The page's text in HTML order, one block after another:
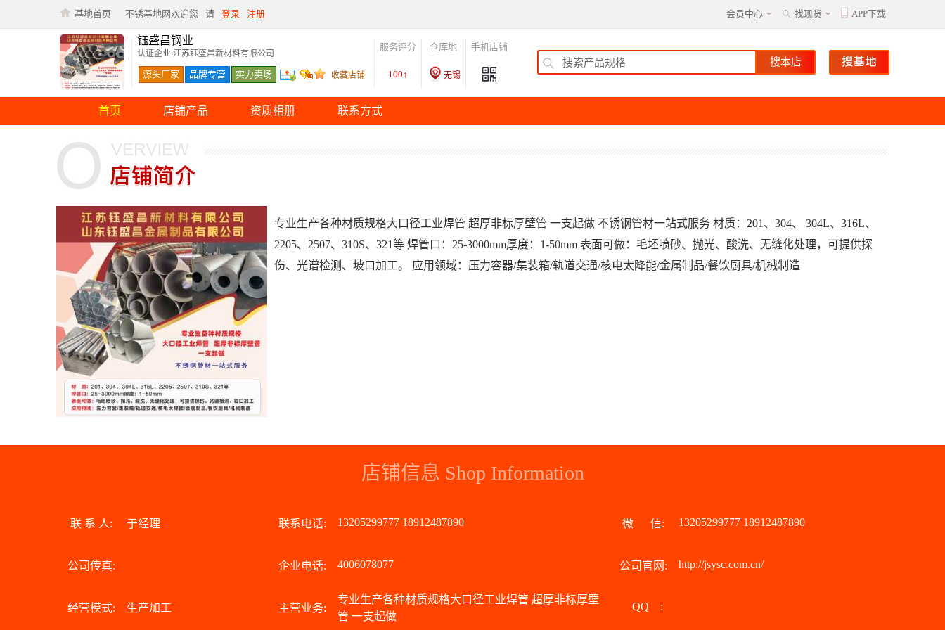
基地首页 不锈基地网欢迎您 请 登录 注册 APP下载
找现货
会员中心
钰盛昌钢业
认证企业:江苏钰盛昌新材料有限公司
源头厂家 品牌专营 实力卖场 收藏店铺
服务评分
100↑
仓库地
无锡
手机店铺
首页 店铺产品 资质相册 联系方式
专业生产各种材质规格大口径工业焊管 超厚非标厚壁管 一支起做 不锈钢管材一站式服务 材质：201、304、 304L、316L、
2205、2507、310S、321等 焊管口：25-3000mm厚度：1-50mm 表面可做：毛坯喷砂、抛光、酸洗、无缝化处理，可提供探
伤、光谱检测、坡口加工。 应用领域：压力容器/集装箱/轨道交通/核电太降能/金属制品/餐饮厨具/机械制造
店铺信息 Shop Information
联 系 人: 于经理 联系电话: 13205299777 18912487890 微 信: 13205299777 18912487890
公司传真: 企业电话: 4006078077 公司官网: http://jsysc.com.cn/
经营模式: 生产加工 主营业务:
专业生产各种材质规格大口径工业焊管 超厚非标厚壁
管 一支起做
QQ :